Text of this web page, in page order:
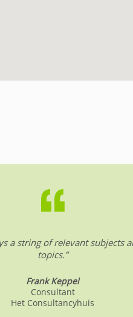
a string of relevant subjects
topics.”
Frank Keppel
Consultant
Het Consultancyhuis